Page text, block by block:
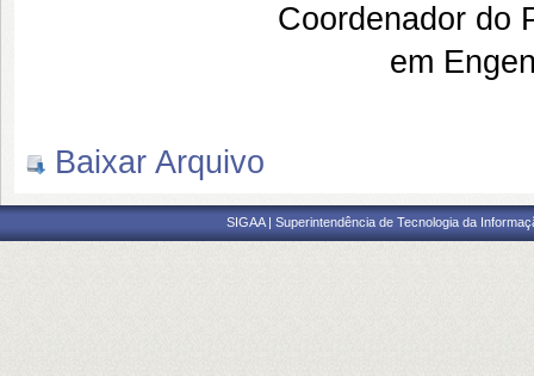
Coordenador do
em
Baixar Arquivo
SIGAA | Superintendência de Tecnologia da